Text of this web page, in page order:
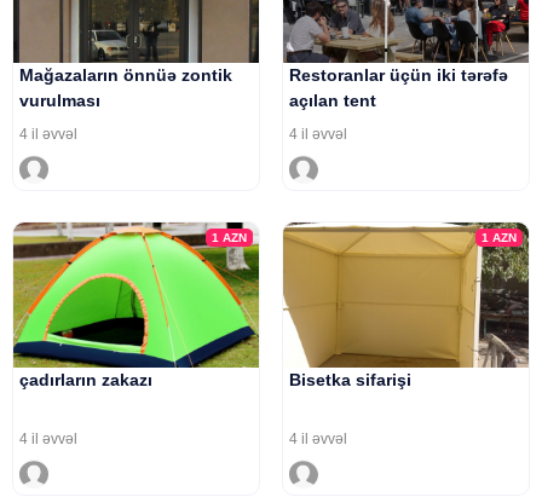
Mağazaların önnüə zontik
vurulması
4 il əvvəl
Restoranlar üçün iki tərəfə
açılan tent
4 il əvvəl
1AZN
çadırların zakazı
4 il əvvəl
1 AZN
Bisetka sifarişi
4 il əvvəl